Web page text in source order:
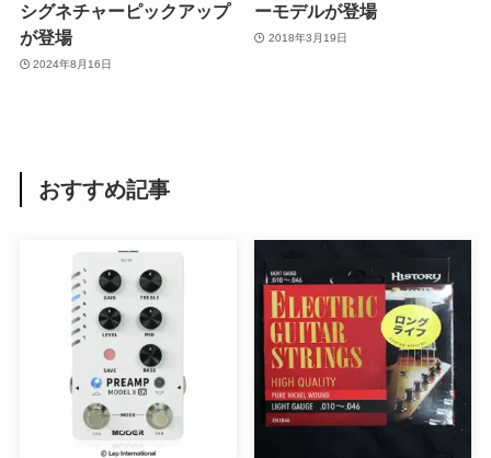
シグネチャーピックアップ
が登場
2024年8月16日
ーモデルが登場
2018年3月19日
おすすめ記事